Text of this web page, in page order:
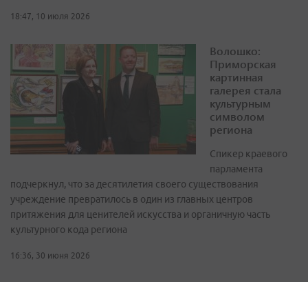
18:47, 10 июля 2026
Волошко:
Приморская
картинная
галерея стала
культурным
символом
региона
Спикер краевого
парламента
подчеркнул, что за десятилетия своего существования
учреждение превратилось в один из главных центров
притяжения для ценителей искусства и органичную часть
культурного кода региона
16:36, 30 июня 2026